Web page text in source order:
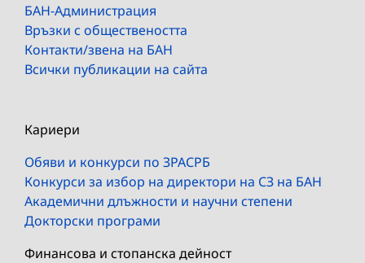
БАН-Администрация
Връзки с обществеността
Контакти/звена на БАН
Всички публикации на сайта
Кариери
Обяви и конкурси по ЗРАСРБ
Конкурси за избор на директори на СЗ на БАН
Академични длъжности и научни степени
Докторски програми
Финансова и стопанска дейност